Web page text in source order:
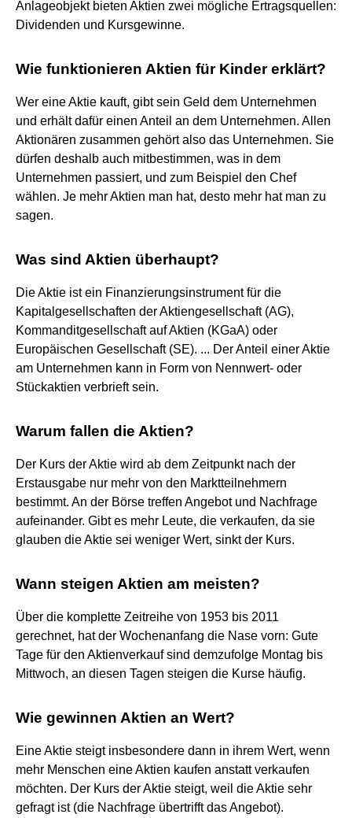
Anlageobjekt bieten Aktien zwei mögliche Ertragsquellen:
Dividenden und Kursgewinne.
Wie funktionieren Aktien für Kinder erklärt?
Wer eine Aktie kauft, gibt sein Geld dem Unternehmen
und erhält dafür einen Anteil an dem Unternehmen. Allen
Aktionären zusammen gehört also das Unternehmen. Sie
dürfen deshalb auch mitbestimmen, was in dem
Unternehmen passiert, und zum Beispiel den Chef
wählen. Je mehr Aktien man hat, desto mehr hat man zu
sagen.
Was sind Aktien überhaupt?
Die Aktie ist ein Finanzierungsinstrument für die
Kapitalgesellschaften der Aktiengesellschaft (AG),
Kommanditgesellschaft auf Aktien (KGaA) oder
Europäischen Gesellschaft (SE). ... Der Anteil einer Aktie
am Unternehmen kann in Form von Nennwert- oder
Stückaktien verbrieft sein.
Warum fallen die Aktien?
Der Kurs der Aktie wird ab dem Zeitpunkt nach der
Erstausgabe nur mehr von den Marktteilnehmern
bestimmt. An der Börse treffen Angebot und Nachfrage
aufeinander. Gibt es mehr Leute, die verkaufen, da sie
glauben die Aktie sei weniger Wert, sinkt der Kurs.
Wann steigen Aktien am meisten?
Über die komplette Zeitreihe von 1953 bis 2011
gerechnet, hat der Wochenanfang die Nase vorn: Gute
Tage für den Aktienverkauf sind demzufolge Montag bis
Mittwoch, an diesen Tagen steigen die Kurse häufig.
Wie gewinnen Aktien an Wert?
Eine Aktie steigt insbesondere dann in ihrem Wert, wenn
mehr Menschen eine Aktien kaufen anstatt verkaufen
möchten. Der Kurs der Aktie steigt, weil die Aktie sehr
gefragt ist (die Nachfrage übertrifft das Angebot).